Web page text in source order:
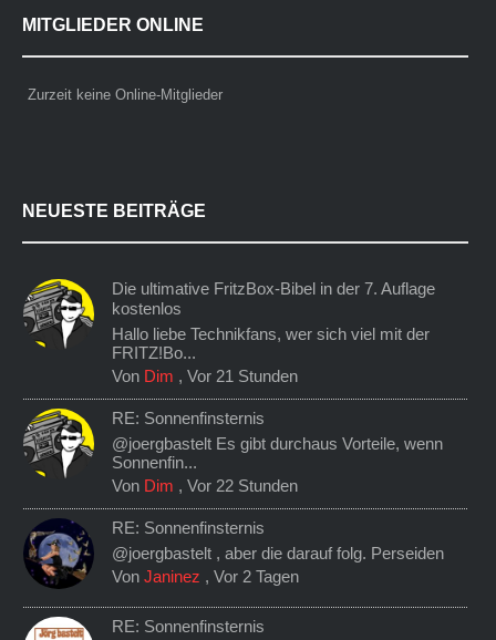
MITGLIEDER ONLINE
Zurzeit keine Online-Mitglieder
NEUESTE BEITRÄGE
Die ultimative FritzBox-Bibel in der 7. Auflage
kostenlos
Hallo liebe Technikfans, wer sich viel mit der
FRITZ!Bo...
Von Dim ,Vor 21 Stunden
RE: Sonnenfinsternis
@joergbastelt Es gibt durchaus Vorteile, wenn
Sonnenfin...
Von Dim ,Vor 22 Stunden
RE: Sonnenfinsternis
@joergbastelt , aber die darauf folg. Perseiden
VonJaninez ,Vor 2 Tagen
RE: Sonnenfinsternis